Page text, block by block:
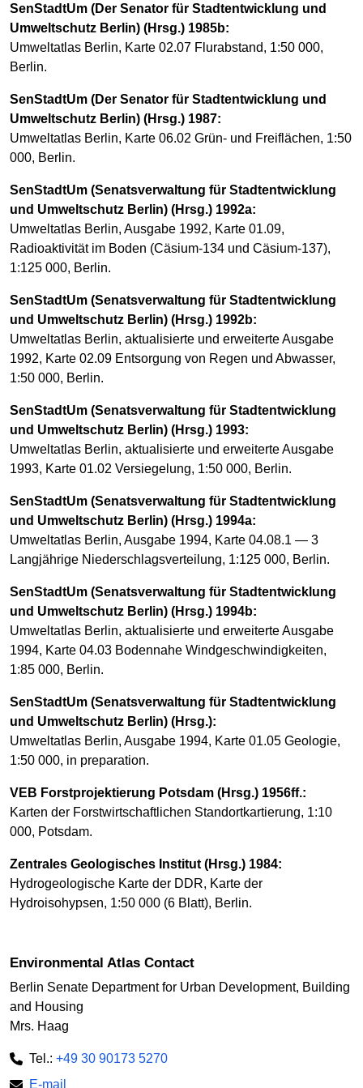
SenStadtUm (Der Senator für Stadtentwicklung und
Umweltschutz Berlin) (Hrsg.) 1985b:
Umweltatlas Berlin, Karte 02.07 Flurabstand, 1:50 000,
Berlin.
SenStadtUm (Der Senator für Stadtentwicklung und
Umweltschutz Berlin) (Hrsg.) 1987:
Umweltatlas Berlin, Karte 06.02 Grün- und Freiflächen, 1:50
000, Berlin.
SenStadtUm (Senatsverwaltung für Stadtentwicklung
und Umweltschutz Berlin) (Hrsg.) 1992a:
Umweltatlas Berlin, Ausgabe 1992, Karte 01.09,
Radioaktivität im Boden (Cäsium-134 und Cäsium-137),
1:125 000, Berlin.
SenStadtUm (Senatsverwaltung für Stadtentwicklung
und Umweltschutz Berlin) (Hrsg.) 1992b:
Umweltatlas Berlin, aktualisierte und erweiterte Ausgabe
1992, Karte 02.09 Entsorgung von Regen und Abwasser,
1:50 000, Berlin.
SenStadtUm (Senatsverwaltung für Stadtentwicklung
und Umweltschutz Berlin) (Hrsg.) 1993:
Umweltatlas Berlin, aktualisierte und erweiterte Ausgabe
1993, Karte 01.02 Versiegelung, 1:50 000, Berlin.
SenStadtUm (Senatsverwaltung für Stadtentwicklung
und Umweltschutz Berlin) (Hrsg.) 1994a:
Umweltatlas Berlin, Ausgabe 1994, Karte 04.08.1 — 3
Langjährige Niederschlagsverteilung, 1:125 000, Berlin.
SenStadtUm (Senatsverwaltung für Stadtentwicklung
und Umweltschutz Berlin) (Hrsg.) 1994b:
Umweltatlas Berlin, aktualisierte und erweiterte Ausgabe
1994, Karte 04.03 Bodennahe Windgeschwindigkeiten,
1:85 000, Berlin.
SenStadtUm (Senatsverwaltung für Stadtentwicklung
und Umweltschutz Berlin) (Hrsg.):
Umweltatlas Berlin, Ausgabe 1994, Karte 01.05 Geologie,
1:50 000, in preparation.
VEB Forstprojektierung Potsdam (Hrsg.) 1956ff.:
Karten der Forstwirtschaftlichen Standortkartierung, 1:10
000, Potsdam.
Zentrales Geologisches Institut (Hrsg.) 1984:
Hydrogeologische Karte der DDR, Karte der
Hydroisohypsen, 1:50 000 (6 Blatt), Berlin.
Environmental Atlas Contact
Berlin Senate Department for Urban Development, Building
and Housing
Mrs. Haag
Tel.: +49 30 90173 5270
E-mail